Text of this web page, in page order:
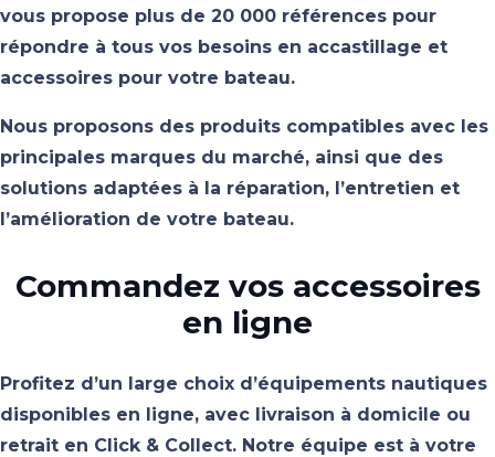
vous propose plus de 20 000 références pour
répondre à tous vos besoins en accastillage et
accessoires pour votre bateau.
Nous proposons des produits compatibles avec les
principales marques du marché, ainsi que des
solutions adaptées à la réparation, l’entretien et
l’amélioration de votre bateau.
Commandez vos accessoires
en ligne
Profitez d’un large choix d’équipements nautiques
disponibles en ligne, avec livraison à domicile ou
retrait en Click & Collect. Notre équipe est à votre